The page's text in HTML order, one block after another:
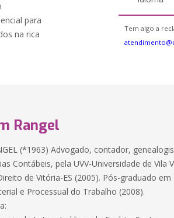
para
na rica
Tem algo a
Rangel
(*1963) Advogado, contador,
Contábeis, pela UVV-Universidade de Vila
de Vitória-ES (2005). Pós-graduado
e Processual do Trabalho (2008).